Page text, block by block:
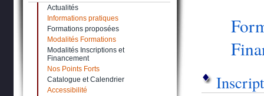
Actualités
Informations pratiques
Formations proposées
Modalités Formations
Modalités Inscriptions et
Financement
Nos Points Forts
Catalogue et Calendrier
Accessibilité